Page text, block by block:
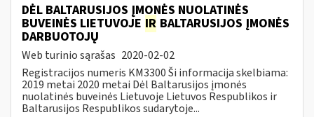
DĖL BALTARUSIJOS ĮMONĖS NUOLATINĖS
BUVEINĖS LIETUVOJE IR BALTARUSIJOS ĮMONĖS
DARBUOTOJŲ
Web turinio sąrašas 2020-02-02
Registracijos numeris KM3300 Ši informacija skelbiama:
2019 metai 2020 metai Dėl Baltarusijos įmonės
nuolatinės buveinės Lietuvoje Lietuvos Respublikos ir
Baltarusijos Respublikos sudarytoje...